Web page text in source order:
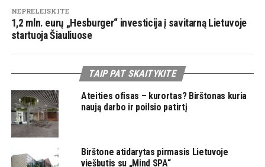
NEPRELEISKITE
1,2 mln. eurų „Hesburger“ investicija į savitarną Lietuvoje
startuoja Šiauliuose
TAIP PAT SKAITYKITE
Ateities ofisas – kurortas? Birštonas kuria
naują darbo ir poilsio patirtį
Birštone atidarytas pirmasis Lietuvoje
viešbutis su „Mind SPA“